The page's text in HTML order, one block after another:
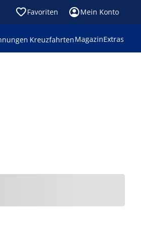
Favoriten Mein Konto
KreuzfahrtenMagazinExtras